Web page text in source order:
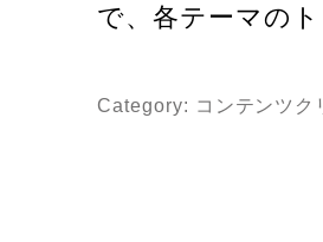
で、各テーマの
Category: コンテンツク